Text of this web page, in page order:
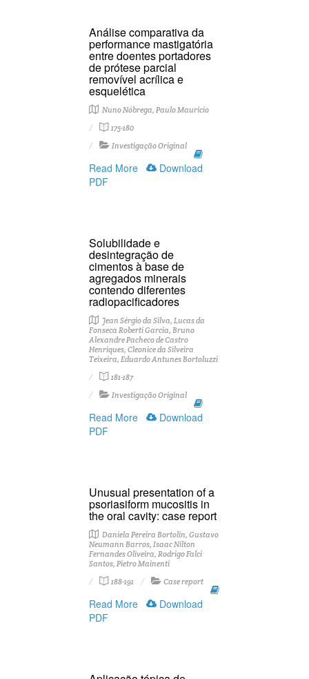
Análise comparativa da
performance mastigatória
entre doentes portadores
de prótese parcial
removível acrílica e
esquelética
Nuno Nóbrega, Paulo Maurício
175-180
Investigação Original
Read More
Download
PDF
Solubilidade e
desintegração de
cimentos à base de
agregados minerais
contendo diferentes
radiopacificadores
Jean Sérgio da Silva, Lucas da
Fonseca Roberti Garcia, Bruno
Alexandre Pacheco de Castro
Henriques, Cleonice da Silveira
Teixeira, Eduardo Antunes Bortoluzzi
181-187
Investigação Original
Read More
Download
PDF
Unusual presentation of a
psoriasiform mucositis in
the oral cavity: case report
Daniela Pereira Bortolin, Gustavo
Neumann Barros, Isaac Nilton
Fernandes Oliveira, Rodrigo Falci
Santos, Pietro Mainenti
188-191
Case report
Read More
Download
PDF